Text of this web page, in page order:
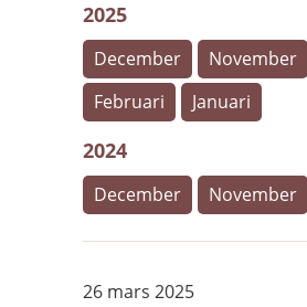
2025
December November
Februari
Januari
2024
December November
26 mars 2025